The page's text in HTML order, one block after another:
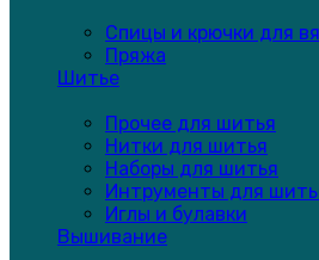
Спицы и крючки для
Пряжа
Шитье
Прочее для шитья
Нитки для шитья
Наборы для шитья
Интрументы для
Иглы и булавки
Вышивание